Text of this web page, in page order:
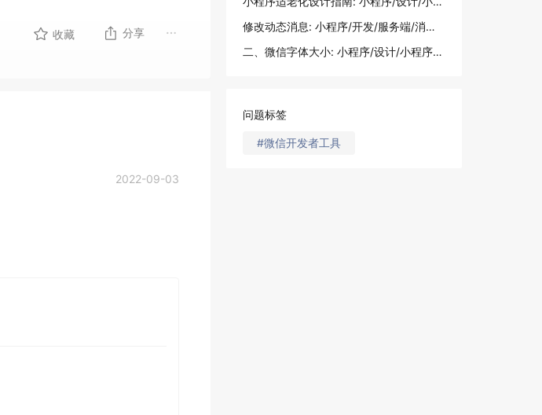
收藏 分享
2022-09-03
修改动态消息: 小程序/开发/服务端/消息相关/动态消息/修改动态消息
二、微信字体大小: 小程序/设计/小程序适老化设计指南
问题标签
#微信开发者工具